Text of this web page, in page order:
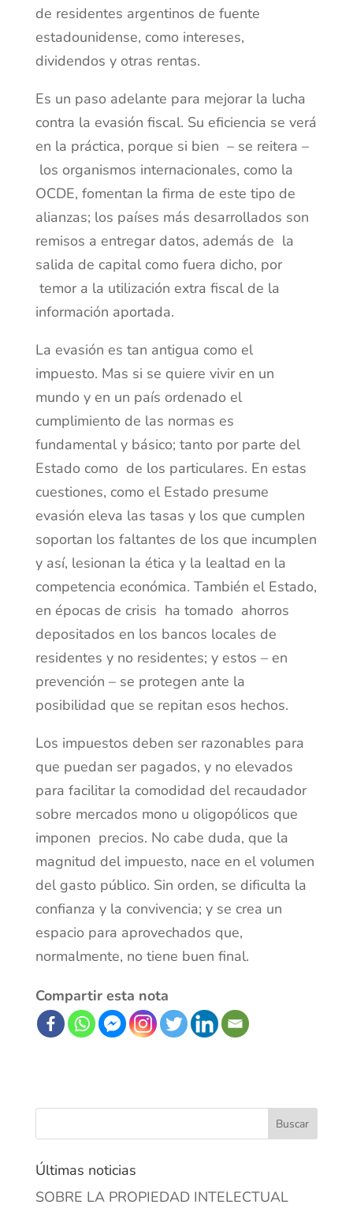
de residentes argentinos de fuente
estadounidense, como intereses,
dividendos y otras rentas.
Es un paso adelante para mejorar la lucha
contra la evasión fiscal. Su eficiencia se verá
en la práctica, porque si bien – se reitera –
los organismos internacionales, como la
OCDE, fomentan la firma de este tipo de
alianzas; los países más desarrollados son
remisos a entregar datos, además de la
salida de capital como fuera dicho, por
temor a la utilización extra fiscal de la
información aportada.
La evasión es tan antigua como el
impuesto. Mas si se quiere vivir en un
mundo y en un país ordenado el
cumplimiento de las normas es
fundamental y básico; tanto por parte del
Estado como de los particulares. En estas
cuestiones, como el Estado presume
evasión eleva las tasas y los que cumplen
soportan los faltantes de los que incumplen
y así, lesionan la ética y la lealtad en la
competencia económica. También el Estado,
en épocas de crisis ha tomado ahorros
depositados en los bancos locales de
residentes y no residentes; y estos – en
prevención – se protegen ante la
posibilidad que se repitan esos hechos.
Los impuestos deben ser razonables para
que puedan ser pagados, y no elevados
para facilitar la comodidad del recaudador
sobre mercados mono u oligopólicos que
imponen precios. No cabe duda, que la
magnitud del impuesto, nace en el volumen
del gasto público. Sin orden, se dificulta la
confianza y la convivencia; y se crea un
espacio para aprovechados que,
normalmente, no tiene buen final.
Compartir esta nota
Últimas noticias
SOBRE LA PROPIEDAD INTELECTUAL